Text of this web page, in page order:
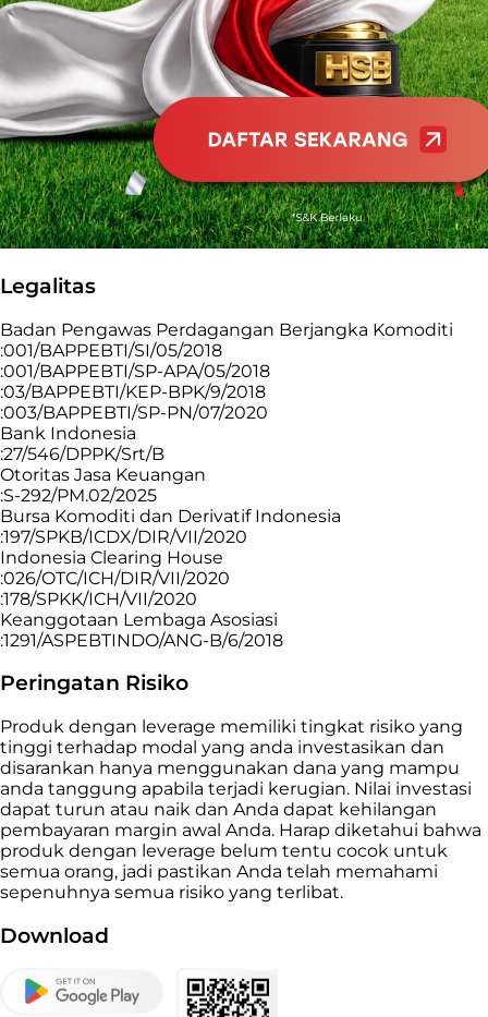
Legalitas
Badan Pengawas Perdagangan Berjangka Komoditi
:001/BAPPEBTI/SI/05/2018
:001/BAPPEBTI/SP-APA/05/2018
:03/BAPPEBTI/KEP-BPK/9/2018
:003/BAPPEBTI/SP-PN/07/2020
Bank Indonesia
:27/546/DPPK/Srt/B
Otoritas Jasa Keuangan
:S-292/PM.02/2025
Bursa Komoditi dan Derivatif Indonesia
:197/SPKB/ICDX/DIR/VII/2020
Indonesia Clearing House
:026/OTC/ICH/DIR/VII/2020
:178/SPKK/ICH/VII/2020
Keanggotaan Lembaga Asosiasi
:1291/ASPEBTINDO/ANG-B/6/2018
Peringatan Risiko
Produk dengan leverage memiliki tingkat risiko yang
tinggi terhadap modal yang anda investasikan dan
disarankan hanya menggunakan dana yang mampu
anda tanggung apabila terjadi kerugian. Nilai investasi
dapat turun atau naik dan Anda dapat kehilangan
pembayaran margin awal Anda. Harap diketahui bahwa
produk dengan leverage belum tentu cocok untuk
semua orang, jadi pastikan Anda telah memahami
sepenuhnya semua risiko yang terlibat.
Download